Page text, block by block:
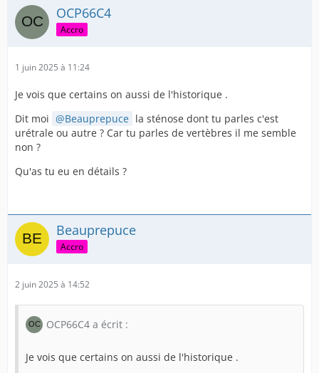
OCP66C4
Accro
1 juin 2025 à 11:24
Je vois que certains on aussi de l'historique .
Dit moi
Beauprepuce la sténose dont tu parles c'est
urétrale ou autre ? Car tu parles de vertèbres il me semble
non ?
Qu'as tu eu en détails ?
Beauprepuce
Accro
2 juin 2025 à 14:52
OCP66C4 a écrit :
Je vois que certains on aussi de l'historique .